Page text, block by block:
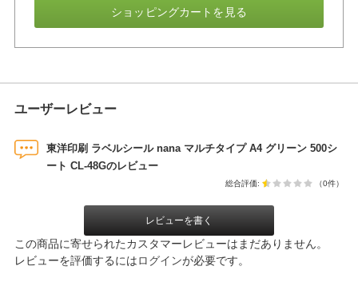
ショッピングカートを見る
ユーザーレビュー
東洋印刷 ラベルシール nana マルチタイプ A4 グリーン 500シ
ート CL-48Gのレビュー
総合評価: （0件）
レビューを書く
この商品に寄せられたカスタマーレビューはまだありません。
レビューを評価するにはログインが必要です。